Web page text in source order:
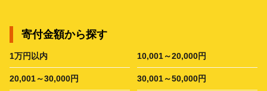
寄付金額から探す
1万円以内 10,001～20,000円
20,001～30,000円 30,001～50,000円